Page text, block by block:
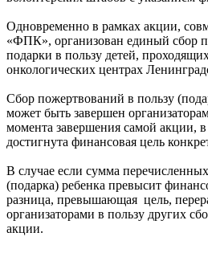
Одновременно в рамках акции,
«ФПК», организован единый сбор
подарки в пользу детей,
онкологических центрах
Сбор пожертвований в пользу
может быть завершен
момента завершения самой акции, в
достигнута финансовая цель
В случае если сумма
(подарка) ребенка превысит
разница, превышающая цель,
организаторами в пользу других
акции.